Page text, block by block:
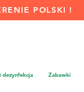
POLSKI !
dezynfekcja Zabawki